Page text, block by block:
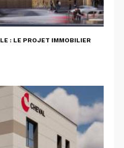
: LE PROJET IMMOBILIER